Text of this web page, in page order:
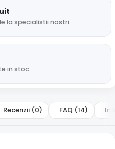
la specialistii nostri
in stoc
Recenzii (0) FAQ (14)